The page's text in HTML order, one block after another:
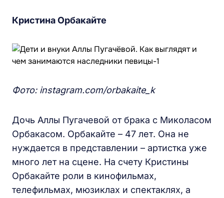
Кристина Орбакайте
Фото: instagram.com/orbakaite_k
Дочь Аллы Пугачевой от брака с Миколасом
Орбакасом. Орбакайте – 47 лет. Она не
нуждается в представлении – артистка уже
много лет на сцене. На счету Кристины
Орбакайте роли в кинофильмах,
телефильмах, мюзиклах и спектаклях, а